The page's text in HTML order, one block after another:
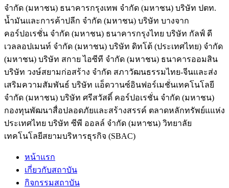
จำกัด (มหาชน) ธนาคารกรุงเทพ จำกัด (มหาชน) บริษัท ปตท.
น้ำมันและการค้าปลีก จำกัด (มหาชน) บริษัท บางจาก
คอร์ปอเรชั่น จำกัด (มหาชน) ธนาคารกรุงไทย บริษัท กัลฟ์ ดี
เวลลอปเมนท์ จำกัด (มหาชน) บริษัท ดิทโต้ (ประเทศไทย) จำกัด
(มหาชน) บริษัท สกาย ไอซีที จำกัด (มหาชน) ธนาคารออมสิน
บริษัท วงษ์สยามก่อสร้าง จำกัด สภาวัฒนธรรมไทย-จีนและส่ง
เสริมความสัมพันธ์ บริษัท แอ็ดวานซ์อินฟอร์เมชั่นเทคโนโลยี
จำกัด (มหาชน) บริษัท ศรีสวัสดิ์ คอร์ปอเรชั่น จำกัด (มหาชน)
กองทุนพัฒนาสื่อปลอดภัยและสร้างสรรค์ ตลาดหลักทรัพย์แแห่ง
ประเทศไทย บริษัท ซีพี ออลล์ จำกัด (มหาชน) วิทยาลัย
เทคโนโลยีสยามบริหารธุรกิจ (SBAC)
หน้าแรก
เกี่ยวกับสถาบัน
กิจกรรมสถาบัน